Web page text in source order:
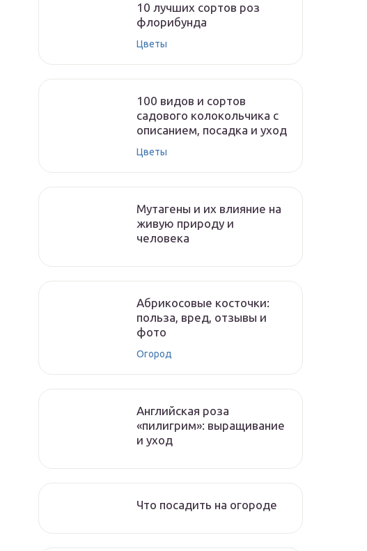
10 лучших сортов роз
флорибунда
Цветы
100 видов и сортов
садового колокольчика с
описанием, посадка и уход
Цветы
Мутагены и их влияние на
живую природу и
человека
Абрикосовые косточки:
польза, вред, отзывы и
фото
Огород
Английская роза
«пилигрим»: выращивание
и уход
Что посадить на огороде